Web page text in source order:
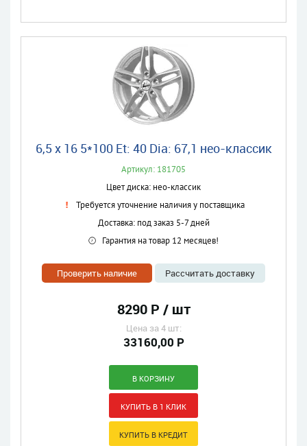
6,5 x 16 5*100 Et: 40 Dia: 67,1 нео-классик
Артикул: 181705
Цвет диска: нео-классик
Требуется уточнение наличия у поставщика
Доставка: под заказ 5-7 дней
Гарантия на товар 12 месяцев!
Проверить наличие Рассчитать доставку
8290 Р / шт
Цена за 4 шт:
33160,00 Р